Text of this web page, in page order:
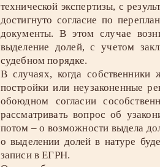
технической экспертизы, с
достигнуто согласие по
документы. В этом случае
выделение долей, с учетом
судебном порядке.
В случаях, когда
постройки или неузаконенные
обоюдном согласии
рассматривать вопрос об
потом – о возможности выдела
о выделении долей в натуре
записи в ЕГРН.